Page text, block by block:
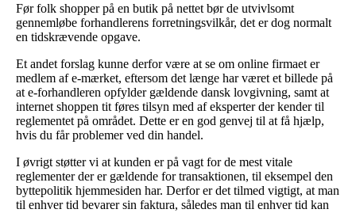
Før folk shopper på en butik på nettet bør de utvivlsomt
gennemløbe forhandlerens forretningsvilkår, det er dog normalt
en tidskrævende opgave.
Et andet forslag kunne derfor være at se om online firmaet er
medlem af e-mærket, eftersom det længe har været et billede på
at e-forhandleren opfylder gældende dansk lovgivning, samt at
internet shoppen tit føres tilsyn med af eksperter der kender til
reglementet på området. Dette er en god genvej til at få hjælp,
hvis du får problemer ved din handel.
I øvrigt støtter vi at kunden er på vagt for de mest vitale
reglementer der er gældende for transaktionen, til eksempel den
byttepolitik hjemmesiden har. Derfor er det tilmed vigtigt, at man
til enhver tid bevarer sin faktura, således man til enhver tid kan